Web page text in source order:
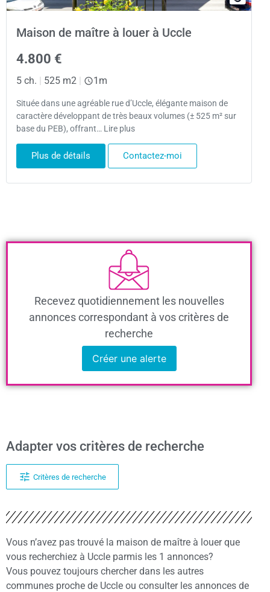
Maison de maître à louer à Uccle
4.800 €
5 ch. 525 m2 1m
Située dans une agréable rue d’Uccle, élégante maison de
caractère développant de très beaux volumes (± 525 m² sur
base du PEB), offrant… Lire plus
Plus de détails Contactez-moi
Recevez quotidiennement les nouvelles
annonces correspondant à vos critères de
recherche
Créer une alerte
Adapter vos critères de recherche
Critères de recherche
Vous n’avez pas trouvé la maison de maître à louer que
vous recherchiez à Uccle parmis les 1 annonces?
Vous pouvez toujours chercher dans les autres
communes proche de Uccle ou consulter les annonces de